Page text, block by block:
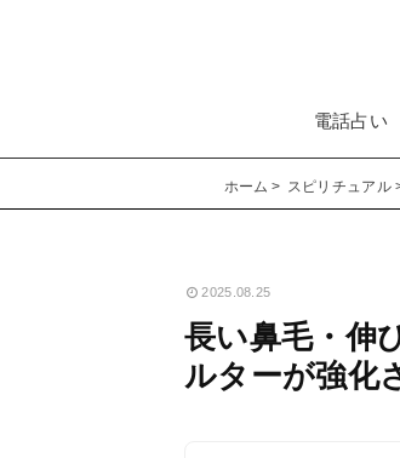
電話占い
ホーム スピリチュアル
2025.08.25
長い鼻毛・伸
ルターが強化